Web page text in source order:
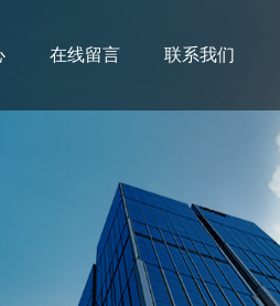
在线留言 联系我们